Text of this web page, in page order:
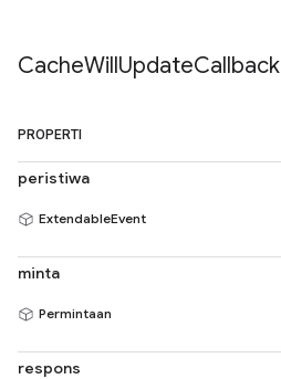
CacheWillUpdateCallback
PROPERTI
peristiwa
ExtendableEvent
minta
Permintaan
respons